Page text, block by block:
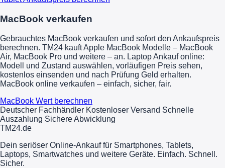
MacBook verkaufen
Gebrauchtes MacBook verkaufen und sofort den Ankaufspreis
berechnen. TM24 kauft Apple MacBook Modelle – MacBook
Air, MacBook Pro und weitere – an. Laptop Ankauf online:
Modell und Zustand auswählen, vorläufigen Preis sehen,
kostenlos einsenden und nach Prüfung Geld erhalten.
MacBook online verkaufen – einfach, sicher, fair.
MacBook Wert berechnen
Deutscher Fachhändler Kostenloser Versand Schnelle
Auszahlung Sichere Abwicklung
TM24.de
Dein seriöser Online-Ankauf für Smartphones, Tablets,
Laptops, Smartwatches und weitere Geräte. Einfach. Schnell.
Sicher.